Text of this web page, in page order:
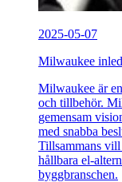
2025-05-07
Milwaukee
Milwaukee är
och tillbehör.
gemensam
med snabba
Tillsammans
hållbara el-
byggbranschen.